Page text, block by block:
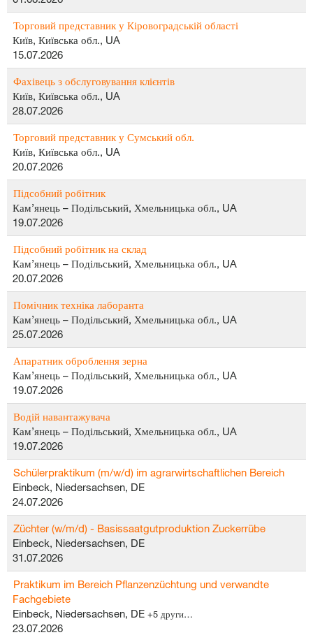
Торговий представник у Кіровоградській області
Київ, Київська обл., UA
15.07.2026
Фахівець з обслуговування клієнтів
Київ, Київська обл., UA
28.07.2026
Торговий представник у Сумський обл.
Київ, Київська обл., UA
20.07.2026
Підсобний робітник
Кам’янець – Подільський, Хмельницька обл., UA
19.07.2026
Підсобний робітник на склад
Кам’янець – Подільський, Хмельницька обл., UA
20.07.2026
Помічник техніка лаборанта
Кам’янець – Подільський, Хмельницька обл., UA
25.07.2026
Апаратник оброблення зерна
Кам’янець – Подільський, Хмельницька обл., UA
19.07.2026
Водій навантажувача
Кам’янець – Подільський, Хмельницька обл., UA
19.07.2026
Schülerpraktikum (m/w/d) im agrarwirtschaftlichen Bereich
Einbeck, Niedersachsen, DE
24.07.2026
Züchter (w/m/d) - Basissaatgutproduktion Zuckerrübe
Einbeck, Niedersachsen, DE
31.07.2026
Praktikum im Bereich Pflanzenzüchtung und verwandte
Fachgebiete
Einbeck, Niedersachsen, DE +5 други…
23.07.2026